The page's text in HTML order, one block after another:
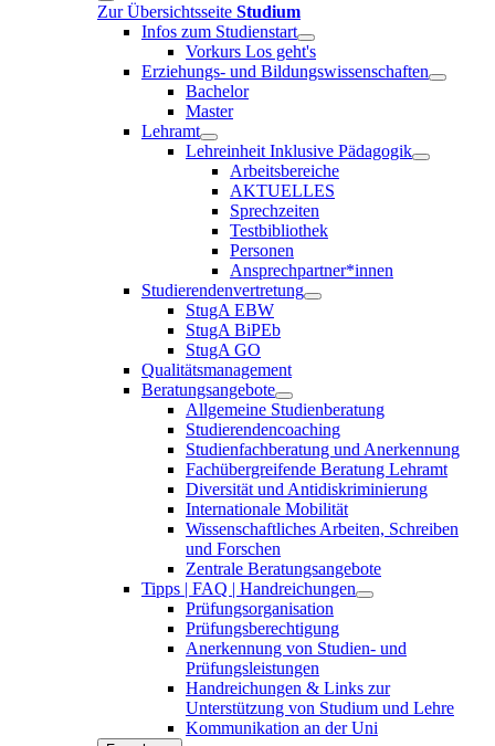
Zur Übersichtsseite Studium
Infos zum Studienstart
Vorkurs Los geht's
Erziehungs- und Bildungswissenschaften
Bachelor
Master
Lehramt
Lehreinheit Inklusive Pädagogik
Arbeitsbereiche
AKTUELLES
Sprechzeiten
Testbibliothek
Personen
Ansprechpartner*innen
Studierendenvertretung
StugA EBW
StugA BiPEb
StugA GO
Qualitätsmanagement
Beratungsangebote
Allgemeine Studienberatung
Studierendencoaching
Studienfachberatung und Anerkennung
Fachübergreifende Beratung Lehramt
Diversität und Antidiskriminierung
Internationale Mobilität
Wissenschaftliches Arbeiten, Schreiben
und Forschen
Zentrale Beratungsangebote
Tipps | FAQ | Handreichungen
Prüfungsorganisation
Prüfungsberechtigung
Anerkennung von Studien- und
Prüfungsleistungen
Handreichungen & Links zur
Unterstützung von Studium und Lehre
Kommunikation an der Uni